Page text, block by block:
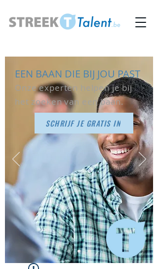
Onze experten helpen je bij
het zoeken van een baan.
SCHRIJF JE GRATIS IN
EEN BAAN DIE BIJ JOU PAST